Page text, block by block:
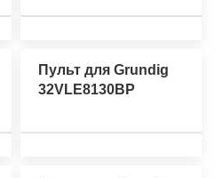
Пульт для Grundig
32VLE8130BP